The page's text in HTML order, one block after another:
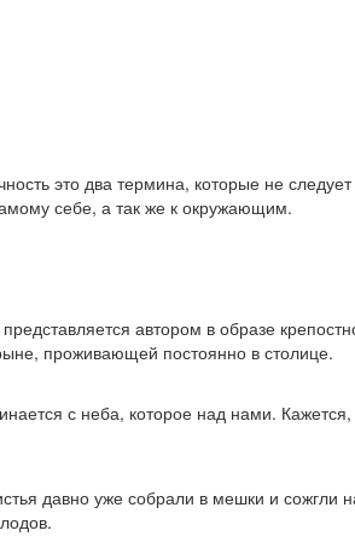
это два термина, которые не следует
себе, а так же к окружающим.
автором в образе
проживающей постоянно в столице.
с неба, которое над нами. Кажется,
давно уже собрали в мешки и сожгли